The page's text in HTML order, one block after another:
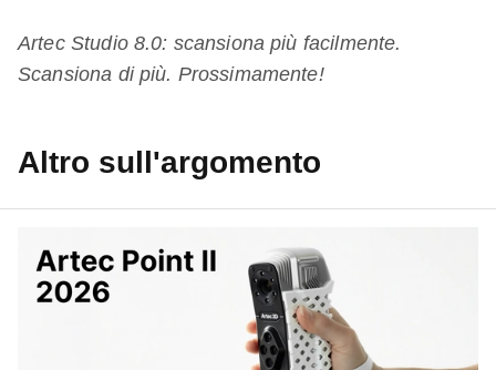
Artec Studio 8.0: scansiona più facilmente.
Scansiona di più. Prossimamente!
Altro sull'argomento